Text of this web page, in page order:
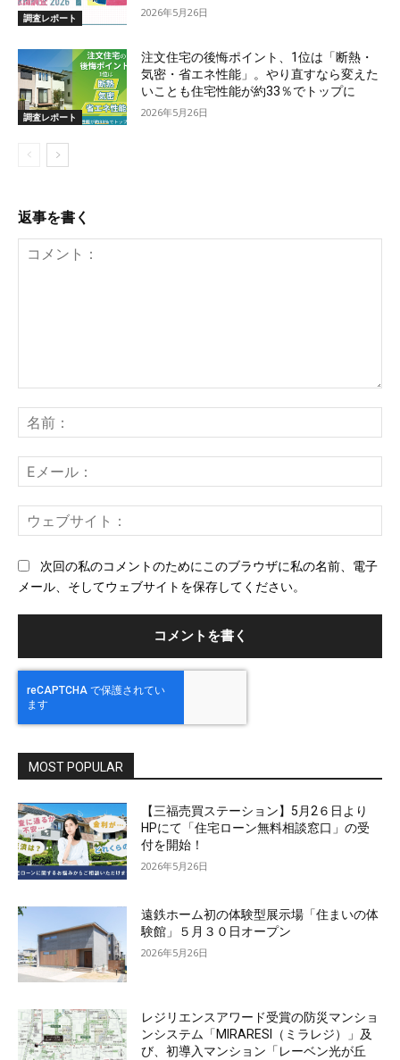
調査レポート 2026年5月26日
調査レポート
注文住宅の後悔ポイント、1位は「断熱・
気密・省エネ性能」。やり直すなら変えた
いことも住宅性能が約33％でトップに
2026年5月26日
返事を書く
ン
ト：
前
メ
ー
ェ
次回の私のコメントのためにこのブラウザに私の名前、電子
メール、そしてウェブサイトを保存してください。
MOST POPULAR
【三福売買ステーション】5月2６日より
HPにて「住宅ローン無料相談窓口」の受
付を開始！
2026年5月26日
遠鉄ホーム初の体験型展示場「住まいの体
験館」５月３０日オープン
2026年5月26日
レジリエンスアワード受賞の防災マンショ
ンシステム「MIRARESI（ミラレジ）」及
び、初導入マンション「レーベン光が丘